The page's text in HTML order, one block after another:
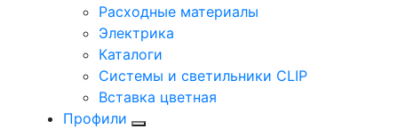
Расходные материалы
Электрика
Каталоги
Системы и светильники CLIP
Вставка цветная
Профили